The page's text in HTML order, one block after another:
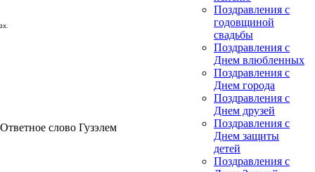
слово Гузэлем
Поздравления с
годовщиной
свадьбы
Поздравления с
Днем влюбленных
Поздравления с
Днем города
Поздравления с
Днем друзей
Поздравления с
Днем защиты
детей
Поздравления с